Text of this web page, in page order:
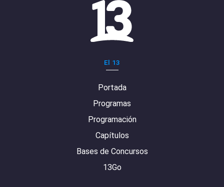
El 13
Portada
Programas
Programación
Capítulos
Bases de Concursos
13Go